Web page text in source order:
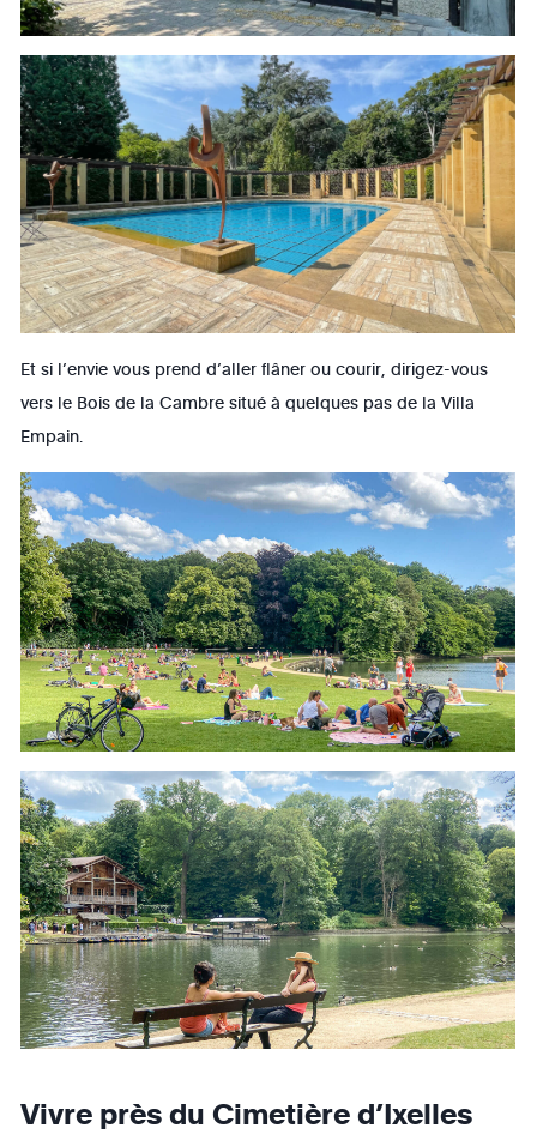
Et si l’envie vous prend d’aller flâner ou courir, dirigez-vous
vers le Bois de la Cambre situé à quelques pas de la Villa
Empain.
Vivre près du Cimetière d’Ixelles